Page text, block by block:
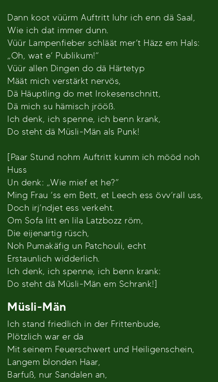
Dann koot vüürm Auftritt luhr ich enn dä Saal,
Wie ich dat immer dunn.
Vüür Lampenfieber schläät mer’t Häzz em Hals:
„Oh, wat e’ Publikum!“
Vüür allen Dingen do dä Härtetyp
Määt mich verstärkt nervös,
Dä Häuptling do met Irokesenschnitt,
Dä mich su hämisch jrööß.
Ich denk, ich spenne, ich benn krank,
Do steht dä Müsli-Män als Punk!
[Paar Stund nohm Auftritt kumm ich mööd noh
Huss
Un denk: „Wie mief et he?”
Ming Frau ’ss em Bett, et Leech ess övv‘rall uss,
Doch irj’ndjet ess verkeht.
Om Sofa litt en lila Latzbozz röm,
Die eijenartig rüsch,
Noh Pumakäfig un Patchouli, echt
Erstaunlich widderlich.
Ich denk, ich spenne, ich benn krank:
Do steht dä Müsli-Män em Schrank!]
Müsli-Män
Ich stand friedlich in der Frittenbude,
Plötzlich war er da
Mit seinem Feuerschwert und Heiligenschein,
Langem blonden Haar,
Barfuß, nur Sandalen an,